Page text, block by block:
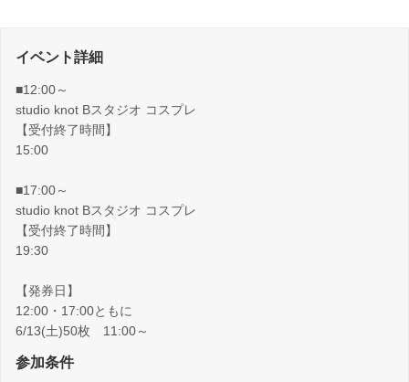
イベント詳細
■12:00～
studio knot Bスタジオ コスプレ
【受付終了時間】
15:00
■17:00～
studio knot Bスタジオ コスプレ
【受付終了時間】
19:30
【発券日】
12:00・17:00ともに
6/13(土)50枚 11:00～
参加条件